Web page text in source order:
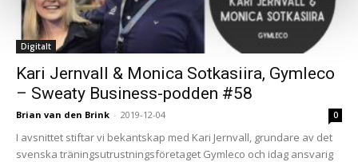
Digitalt
Kari Jernvall & Monica Sotkasiira, Gymleco
– Sweaty Business-podden #58
Brian van den Brink - 2019-12-04 0
I avsnittet stiftar vi bekantskap med Kari Jernvall, grundare av det
svenska träningsutrustningsföretaget Gymleco och idag ansvarig